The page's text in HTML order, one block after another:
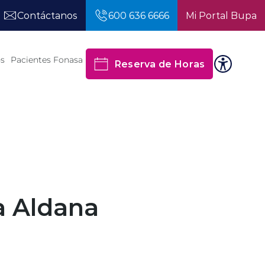
Contáctanos
600 636 6666 Mi Portal Bupa
Pacientes Fonasa Reserva de Horas
Aldana